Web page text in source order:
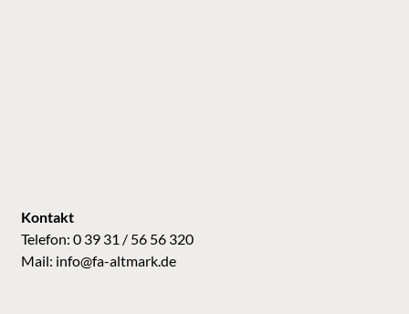
Kontakt
Telefon: 0 39 31 / 56 56 320
Mail: info@fa-altmark.de